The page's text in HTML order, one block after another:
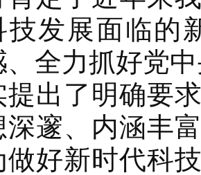
技发展面临的
、全力抓好党
提出了明确要
深邃、内涵丰
做好新时代科